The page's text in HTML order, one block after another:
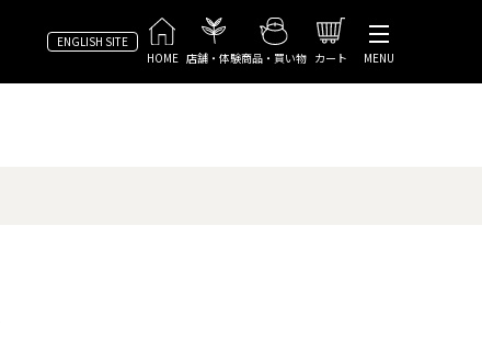
ENGLISH SITE
HOME 店舗・体験商品・買い物 カート MENU